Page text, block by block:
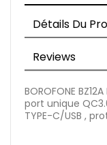
Détails Du
Reviews
BOROFONE
port unique
TYPE-C/USB ,